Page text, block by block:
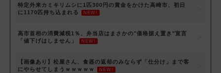
特定外来カミキリムシに1匹300円の賞金をかけた高崎市、初日
に1170匹持ち込まれる
NEW!
高市首相の消費減税1％、弁当店はまさかの"価格据え置き"宣言
「値下げはしません」
NEW!
【画像あり】松屋さん、食器の返却のみならず「仕分け」まで客
にやらせてしまうｗｗｗｗｗ
NEW!